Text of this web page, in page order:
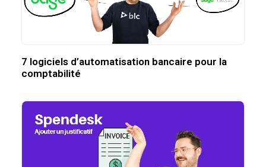
7 logiciels d’automatisation bancaire pour la
comptabilité